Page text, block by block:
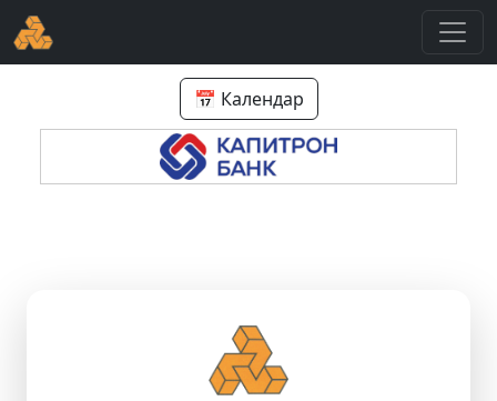
📅 Календар